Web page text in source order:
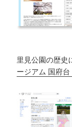
里見公園の歴史
ージアム 国府